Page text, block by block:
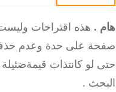
هام . هذه اقتراحات
صفحة على حدة وعدم حذف
حتى لو كانتذات قيمة
البحث .